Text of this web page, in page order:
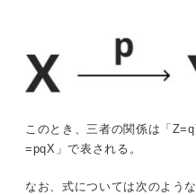
このとき、三者の関係は「
=pqX」で表される。
なお、式については次のよう